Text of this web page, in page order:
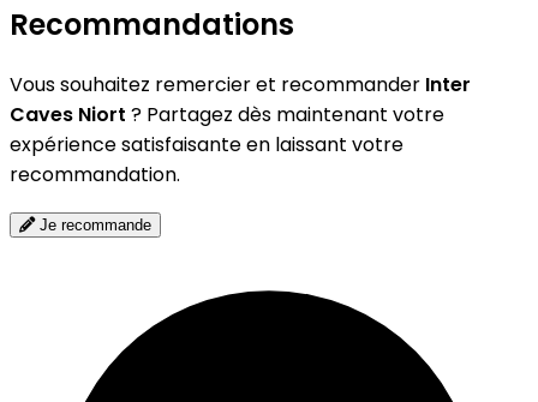
Recommandations
Vous souhaitez remercier et recommander Inter
Caves Niort ? Partagez dès maintenant votre
expérience satisfaisante en laissant votre
recommandation.
Je recommande